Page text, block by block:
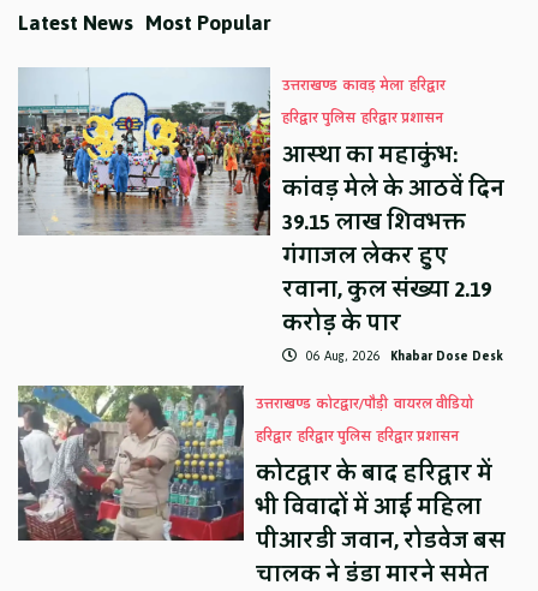
Latest News Most Popular
उत्तराखण्ड कावड़ मेला हरिद्वार
हरिद्वार पुलिस हरिद्वार प्रशासन
आस्था का महाकुंभ:
कांवड़ मेले के आठवें दिन
39.15 लाख शिवभक्त
गंगाजल लेकर हुए
रवाना, कुल संख्या 2.19
करोड़ के पार
06 Aug, 2026 Khabar Dose Desk
उत्तराखण्ड कोटद्वार/पौड़ी वायरल वीडियो
हरिद्वार हरिद्वार पुलिस हरिद्वार प्रशासन
कोटद्वार के बाद हरिद्वार में
भी विवादों में आई महिला
पीआरडी जवान, रोडवेज बस
चालक ने डंडा मारने समेत